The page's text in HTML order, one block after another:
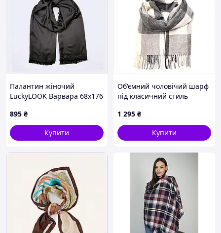
Палантин жіночий
LuckyLOOK Варвара 68x176
8M8P83K043
895 ₴
Купити
Об'ємний чоловічий шарф
під класичний стиль
1 295 ₴
Купити